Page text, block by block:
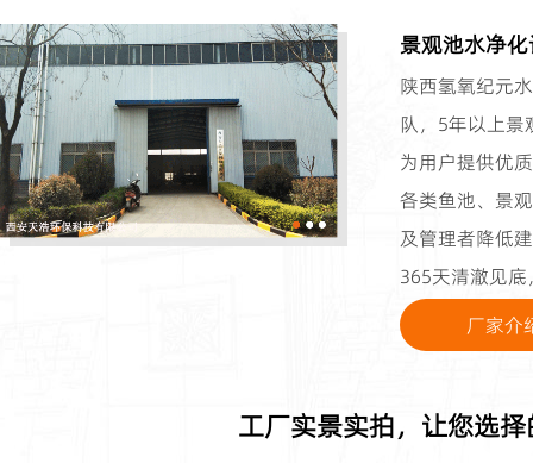
景观池水净
陕西氢氧纪元
队，5年以上
为用户提供优
各类鱼池、景
及管理者降低
365天清澈见
厂家介
工厂实景实拍，让您选